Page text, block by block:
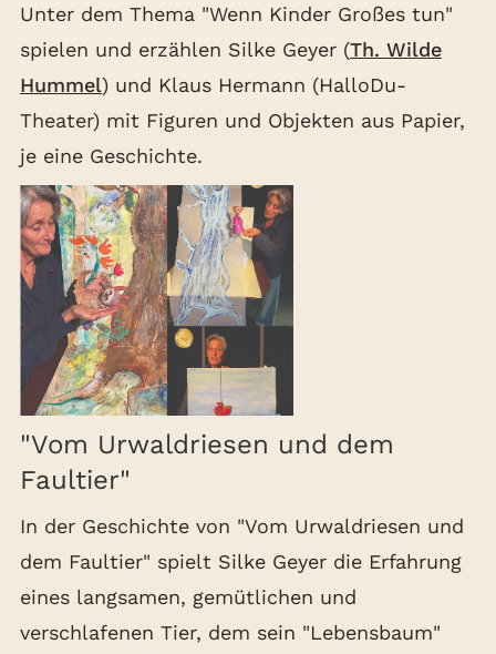
Unter dem Thema "Wenn Kinder Großes tun"
spielen und erzählen Silke Geyer (Th. Wilde
Hummel) und Klaus Hermann (HalloDu-
Theater) mit Figuren und Objekten aus Papier,
je eine Geschichte.
"Vom Urwaldriesen und dem
Faultier"
In der Geschichte von "Vom Urwaldriesen und
dem Faultier" spielt Silke Geyer die Erfahrung
eines langsamen, gemütlichen und
verschlafenen Tier, dem sein "Lebensbaum"